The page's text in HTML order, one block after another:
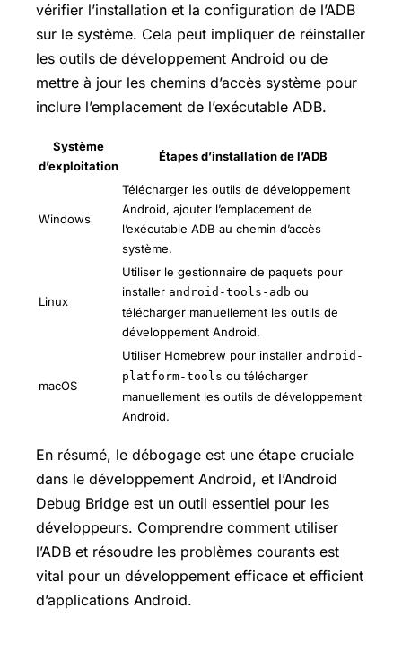
vérifier l’installation et la configuration de l’ADB
sur le système. Cela peut impliquer de réinstaller
les outils de développement Android ou de
mettre à jour les chemins d’accès système pour
inclure l’emplacement de l’exécutable ADB.
Système
d’exploitation
Étapes d’installation de l’ADB
Windows
Télécharger les outils de développement
Android, ajouter l’emplacement de
l’exécutable ADB au chemin d’accès
système.
Linux
Utiliser le gestionnaire de paquets pour
installer android-tools-adb ou
télécharger manuellement les outils de
développement Android.
macOS
Utiliser Homebrew pour installer android-
platform-tools ou télécharger
manuellement les outils de développement
Android.
En résumé, le débogage est une étape cruciale
dans le développement Android, et l’Android
Debug Bridge est un outil essentiel pour les
développeurs. Comprendre comment utiliser
l’ADB et résoudre les problèmes courants est
vital pour un développement efficace et efficient
d’applications Android.